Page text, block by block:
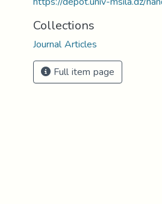
Collections
Journal Articles
Full item page